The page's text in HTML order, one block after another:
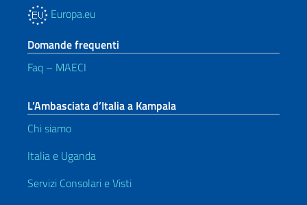
Europa.eu
Domande frequenti
Faq – MAECI
L’Ambasciata d’Italia a Kampala
Chi siamo
Italia e Uganda
Servizi Consolari e Visti